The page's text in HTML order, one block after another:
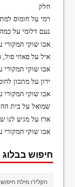
חלק
רמי עלחומוס
נעם דלומי על
אבו שוקי המקורי
איל עלפאוזי פול,
אבו שוקי המקורי
ירון עלמתכון
אבו שוקי המקורי
שמואל על בית
ארז עלמגיע לנו
אבו שוקי המקורי
חיפוש בבלוג